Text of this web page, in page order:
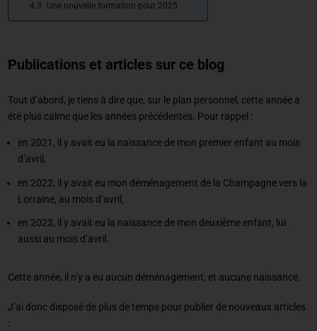
Une nouvelle formation pour 2025
Publications et articles sur ce blog
Tout d’abord, je tiens à dire que, sur le plan personnel, cette année a
été plus calme que les années précédentes. Pour rappel :
en 2021, il y avait eu la naissance de mon premier enfant au mois
d’avril,
en 2022, il y avait eu mon déménagement de la Champagne vers la
Lorraine, au mois d’avril,
en 2023, il y avait eu la naissance de mon deuxième enfant, lui
aussi au mois d’avril.
Cette année, il n’y a eu aucun déménagement, et aucune naissance.
J’ai donc disposé de plus de temps pour publier de nouveaux articles
: